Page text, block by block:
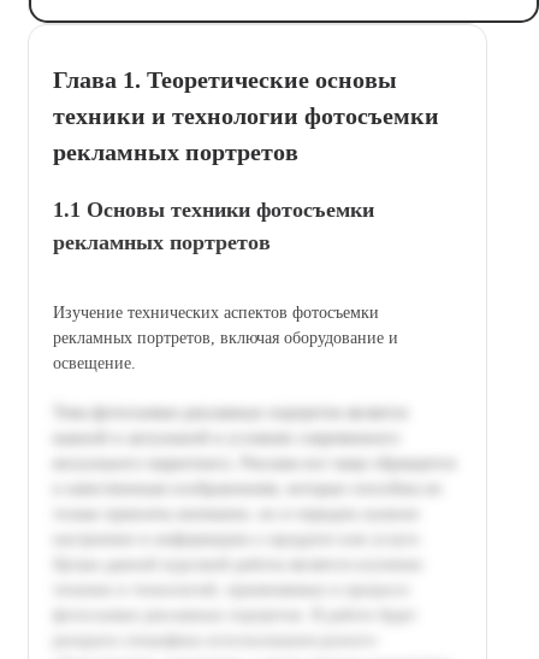
Глава 1. Теоретические основы
техники и технологии фотосъемки
рекламных портретов
1.1 Основы техники фотосъемки
рекламных портретов
Изучение технических аспектов фотосъемки
рекламных портретов, включая оборудование и
освещение.